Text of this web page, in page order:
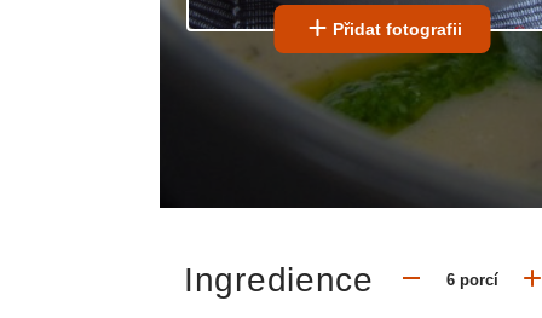
Přidat fotografii
Ingredience